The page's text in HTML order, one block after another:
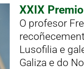
XXIX
O profesor
Lusofilia e
Galiza e do